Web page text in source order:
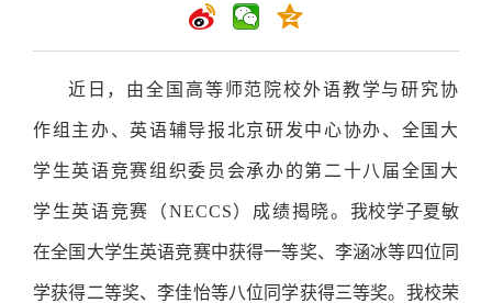
近日，由全国高等师范院校外语教学与研究协
作组主办、英语辅导报北京研发中心协办、全国大
学生英语竞赛组织委员会承办的第二十八届全国大
学生英语竞赛（NECCS）成绩揭晓。 我校学子夏敏
在全国大学生英语竞赛中获得一等奖、李涵冰等四位同
学获得二等奖、李佳怡等八位同学获得三等奖。我校荣